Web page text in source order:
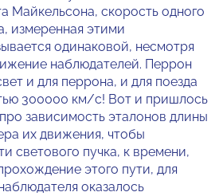
Майкельсона, скорость одного
измеренная этими
одинаковой, несмотря
наблюдателей. Перрон
и для перрона, и для поезда
300000 км/с! Вот и пришлось
зависимость эталонов длины
их движения, чтобы
светового пучка, к времени,
этого пути, для
оказалось